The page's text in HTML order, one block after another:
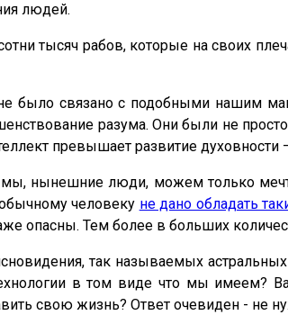
людей.
тысяч рабов, которые на своих
было связано с подобными нашим
разума. Они были не
превышает развитие
мы, нынешние люди, можем только
человеку не дано обладать
опасны. Тем более в больших
так называемых
в том виде что мы
свою жизнь? Ответ очевиден - не